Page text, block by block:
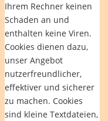
Ihrem Rechner keinen
Schaden an und
enthalten keine Viren.
Cookies dienen dazu,
unser Angebot
nutzerfreundlicher,
effektiver und sicherer
zu machen. Cookies
sind kleine Textdateien,